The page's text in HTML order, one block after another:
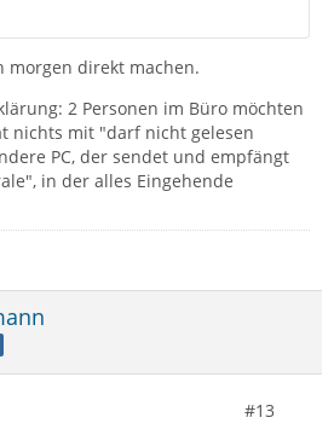
morgen direkt machen.
2 Personen im Büro möchten
nichts mit "darf nicht gelesen
PC, der sendet und empfängt
in der alles Eingehende
#13